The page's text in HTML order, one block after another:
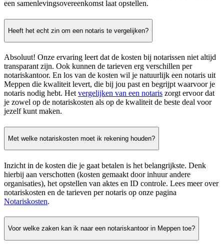
een samenlevingsovereenkomst laat opstellen.
Heeft het echt zin om een notaris te vergelijken?
Absoluut! Onze ervaring leert dat de kosten bij notarissen niet altijd
transparant zijn. Ook kunnen de tarieven erg verschillen per
notariskantoor. En los van de kosten wil je natuurlijk een notaris uit
Meppen die kwaliteit levert, die bij jou past en begrijpt waarvoor je
notaris nodig hebt. Hetvergelijken van een notaris zorgt ervoor dat
je zowel op de notariskosten als op de kwaliteit de beste deal voor
jezelf kunt maken.
Met welke notariskosten moet ik rekening houden?
Inzicht in de kosten die je gaat betalen is het belangrijkste. Denk
hierbij aan verschotten (kosten gemaakt door inhuur andere
organisaties), het opstellen van aktes en ID controle. Lees meer over
notariskosten en de tarieven per notaris op onze pagina
Notariskosten.
Voor welke zaken kan ik naar een notariskantoor in Meppen toe?